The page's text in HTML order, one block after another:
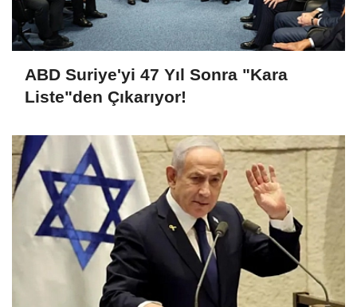
ABD Suriye'yi 47 Yıl Sonra "Kara
Liste"den Çıkarıyor!